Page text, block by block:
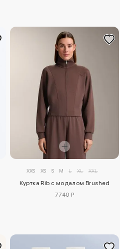
XXS XS S M L XL XXL
Куртка Rib с модалом Brushed
7740 ₽